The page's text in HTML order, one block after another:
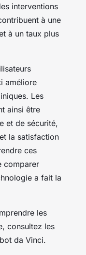
interventions
à une
à un taux plus
améliore
Les
ainsi être
et de sécurité,
la satisfaction
ces
comparer
a fait la
les
consultez les
da Vinci.